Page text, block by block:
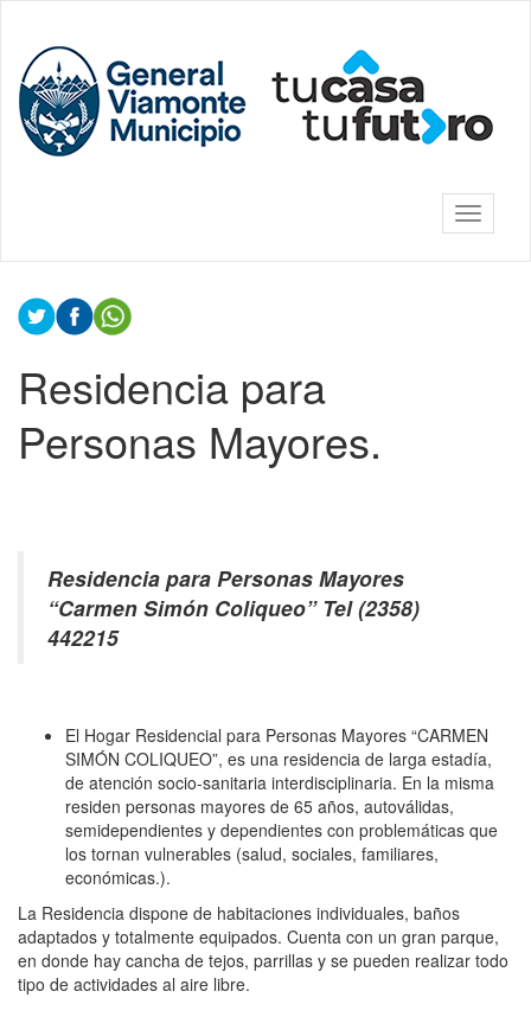
contenido
principal
Municipalidad
de General
Viamonte
barra
de
Contenido
principal
Residencia para
Personas Mayores.
Residencia para Personas Mayores
“Carmen Simón Coliqueo” Tel (2358)
442215
El Hogar Residencial para Personas Mayores “CARMEN
SIMÓN COLIQUEO”, es una residencia de larga estadía,
de atención socio-sanitaria interdisciplinaria. En la misma
residen personas mayores de 65 años, autoválidas,
semidependientes y dependientes con problemáticas que
los tornan vulnerables (salud, sociales, familiares,
económicas.).
La Residencia dispone de habitaciones individuales, baños
adaptados y totalmente equipados. Cuenta con un gran parque,
en donde hay cancha de tejos, parrillas y se pueden realizar todo
tipo de actividades al aire libre.